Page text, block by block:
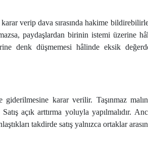
verip dava sırasında hakime
paydaşlardan birinin istemi üzerine
denk düşmemesi hâlinde eksik
karar verilir. Taşınmaz malın
açık arttırma yoluyla yapılmalıdır.
takdirde satış yalnızca ortaklar